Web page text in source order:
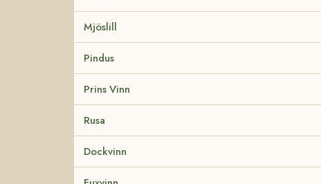
Mjöslill
Pindus
Prins Vinn
Rusa
Dockvinn